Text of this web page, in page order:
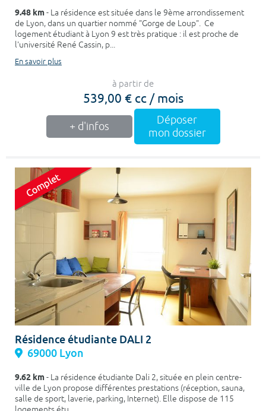
9.48 km- La résidence est située dans le 9ème arrondissement
de Lyon, dans un quartier nommé "Gorge de Loup". Ce
logement étudiant à Lyon 9 est très pratique : il est proche de
l'université René Cassin, p...
En savoir plus
à partir de
539,00 € cc / mois
+ d'infos
Déposer
mon dossier
Résidence étudiante DALI 2
69000 Lyon
9.62 km- La résidence étudiante Dali 2, située en plein centre-
ville de Lyon propose différentes prestations (réception, sauna,
salle de sport, laverie, parking, Internet). Elle dispose de 115